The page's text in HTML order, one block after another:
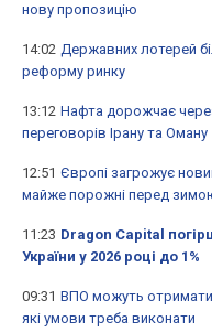
нову пропозицію
14:02 Державних лотерей
реформу ринку
13:12 Нафта дорожчає
переговорів Ірану та Оману
12:51 Європі загрожує
майже порожні перед
11:23 Dragon Capital
України у 2026 році до 1%
09:31 ВПО можуть
які умови треба виконати